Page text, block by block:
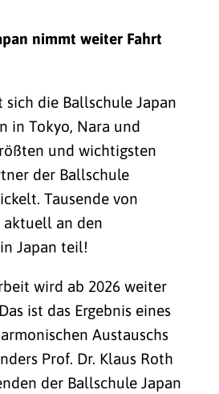
nimmt weiter Fahrt
die Ballschule Japan
in Tokyo, Nara und
und wichtigsten
der Ballschule
Tausende von
aktuell an den
Japan teil!
wird ab 2026 weiter
ist das Ergebnis eines
Austauschs
Prof. Dr. Klaus Roth
der Ballschule Japan